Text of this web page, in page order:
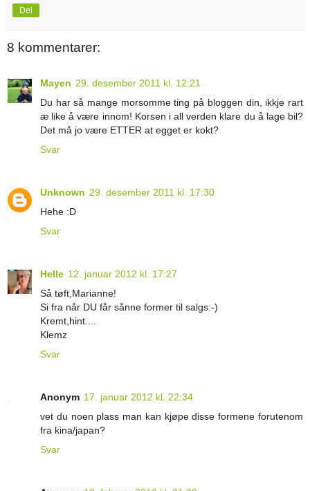
Del
8 kommentarer:
Mayen 29. desember 2011 kl. 12:21
Du har så mange morsomme ting på bloggen din, ikkje rart
æ like å være innom! Korsen i all verden klare du å lage bil?
Det må jo være ETTER at egget er kokt?
Svar
Unknown 29. desember 2011 kl. 17:30
Hehe :D
Svar
Helle 12. januar 2012 kl. 17:27
Så tøft,Marianne!
Si fra når DU får sånne former til salgs:-)
Kremt,hint....
Klemz
Svar
Anonym 17. januar 2012 kl. 22:34
vet du noen plass man kan kjøpe disse formene forutenom
fra kina/japan?
Svar